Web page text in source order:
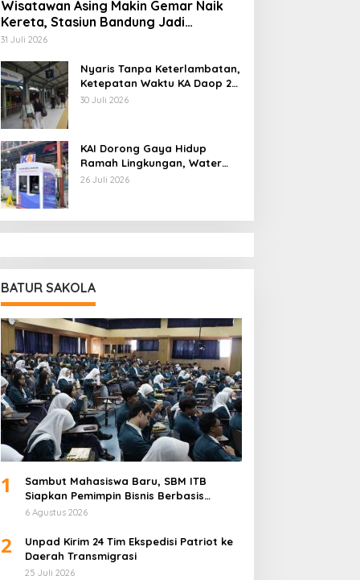
Wisatawan Asing Makin Gemar Naik
Kereta, Stasiun Bandung Jadi
Gerbang Utama di Jawa Barat
31 Juli 2026
Nyaris Tanpa Keterlambatan,
Ketepatan Waktu KA Daop 2
Bandung Tembus 99,85
30 Juli 2026
KAI Dorong Gaya Hidup
Ramah Lingkungan, Water
Station Berpotensi Kurangi
26 Juli 2026
BATUR SAKOLA
1
Sambut Mahasiswa Baru, SBM ITB
Siapkan Pemimpin Bisnis Berbasis
Inovasi
6 Agustus 2026
2
Unpad Kirim 24 Tim Ekspedisi Patriot ke
Daerah Transmigrasi
25 Juli 2026